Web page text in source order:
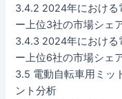
3.4.2 2024年における
ー上位3社の市場シェ
3.4.3 2024年における
ー上位6社の市場シェ
3.5 電動自転車用ミッ
ント分析